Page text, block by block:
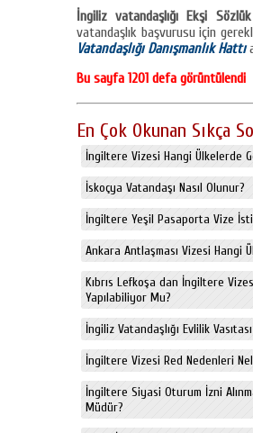
İngiliz vatandaşlığı Ekşi Sözlük
vatandaşlık başvurusu için
Vatandaşlığı Danışmanlık Hattı
Bu sayfa 1201 defa görüntülendi
En Çok Okunan Sıkça
İngiltere Vizesi Hangi Ülkelerde
İskoçya Vatandaşı Nasıl Olunur?
İngiltere Yeşil Pasaporta Vize
Ankara Antlaşması Vizesi Hangi
Kıbrıs Lefkoşa dan İngiltere
Yapılabiliyor Mu?
İngiliz Vatandaşlığı Evlilik
İngiltere Vizesi Red Nedenleri
İngiltere Siyasi Oturum İzni
Müdür?